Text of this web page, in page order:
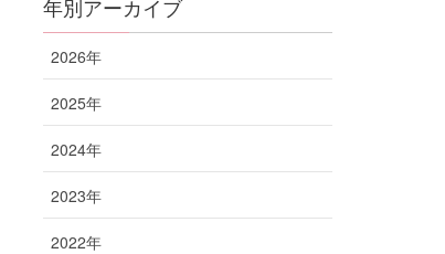
年別アーカイブ
2026年
2025年
2024年
2023年
2022年